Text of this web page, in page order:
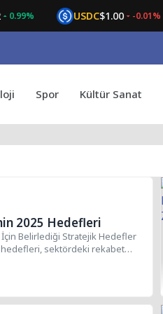
USDC$1.00 -0.01%
Spor Kültür Sanat
2025 Hedefleri
Belirlediği Stratejik Hedefler
sektördeki rekabet